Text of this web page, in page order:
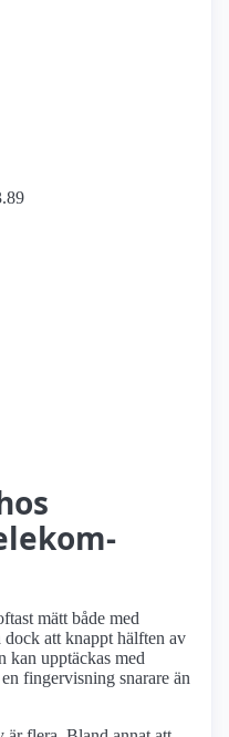
mätt både med
dock att knappt hälften av
kan upptäckas med
fingervisning snarare än